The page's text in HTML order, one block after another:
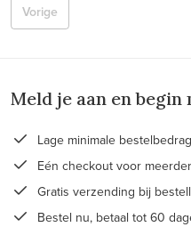
Vorige
Meld je aan en
Lage minimale
Eén checkout voor
Gratis verzending bij
Bestel nu, betaal tot 60